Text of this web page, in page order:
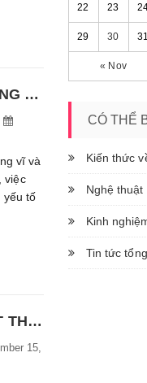
TOP 7 CÔNG TY DU LỊCH CHUYÊN TOUR HÀ GIANG UY TÍN, GIÁ TỐT
vĩ và
việc
yếu tố
TOP 10 KHÓA VÂN TAY CHỐNG NƯỚC TỐT NHẤT THỊ TRƯỜNG HIỆN NAY
15,
« Nov
22 23
29 30 31
CÓ THỂ
Kiến thức
Nghệ thuật
Kinh
Tin tức